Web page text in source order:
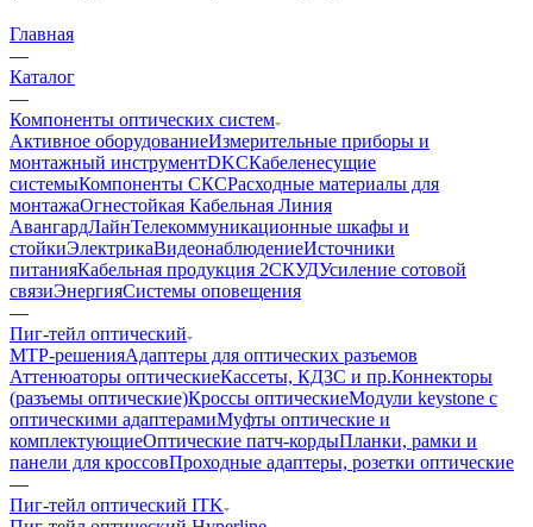
Главная
—
Каталог
—
Компоненты оптических систем
Активное оборудованиеИзмерительные приборы и
монтажный инструментDKCКабеленесущие
системыКомпоненты СКСРасходные материалы для
монтажаОгнестойкая Кабельная Линия
АвангардЛайнТелекоммуникационные шкафы и
стойкиЭлектрикаВидеонаблюдениеИсточники
питанияКабельная продукция 2СКУДУсиление сотовой
связиЭнергияСистемы оповещения
—
Пиг-тейл оптический
MTP-решенияАдаптеры для оптических разъемов
Аттенюаторы оптическиеКассеты, КДЗС и пр.Коннекторы
(разъемы оптические)Кроссы оптическиеМодули keystone с
оптическими адаптерамиМуфты оптические и
комплектующиеОптические патч-кордыПланки, рамки и
панели для кроссовПроходные адаптеры, розетки оптические
—
Пиг-тейл оптический ITK